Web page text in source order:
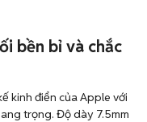
bền bỉ và chắc
kinh điển của Apple với
trọng. Độ dày 7.5mm